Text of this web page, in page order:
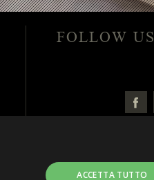
FOLLOW US
ACCETTA TUTTO